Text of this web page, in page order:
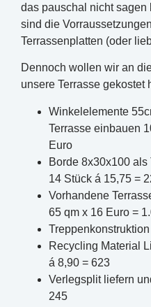
das pauschal nicht
sind die
Terrassenplatten (oder
Dennoch wollen wir an
unsere Terrasse gekostet
Winkelelemente
Terrasse einbauen
Euro
Borde 8x30x100
14 Stück á 15,75 =
Vorhandene
65 qm x 16 Euro =
Recycling Material
á 8,90 = 623
Verlegsplit liefern
245